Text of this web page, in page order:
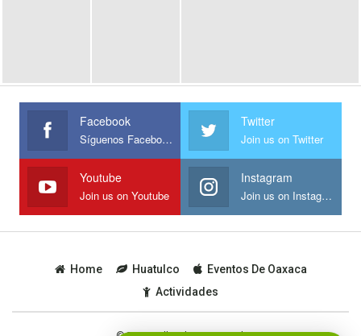
Facebook
Síguenos Facebook
Twitter
Join us on Twitter
Youtube
Join us on Youtube
Instagram
Join us on Instagram
Home Huatulco
Eventos De Oaxaca
Actividades